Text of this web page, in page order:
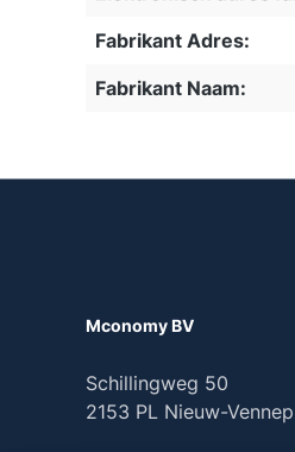
Fabrikant Adres:
Fabrikant Naam:
Mconomy BV
Schillingweg 50
2153 PL Nieuw-Vennep